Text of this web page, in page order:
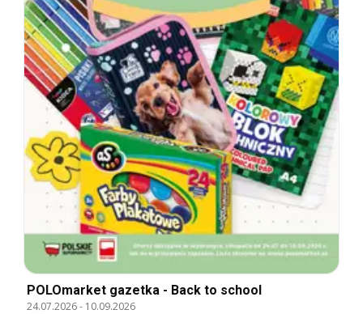
POLOmarket gazetka - Back to school
24.07.2026- 10.09.2026